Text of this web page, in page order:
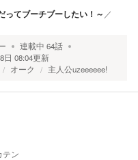
てブーチブーしたい！～ ／
連載中 64話
日 08:04更新
オーク 主人公uzeeeeee!
テン